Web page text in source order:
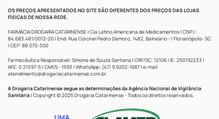
OS PREÇOS APRESENTADOS NO SITE SÃO DIFERENTES DOS PREÇOS DAS LOJAS
FÍSICAS DE NOSSA REDE.
FARMÁCIA DROGARIA CATARINENSE | Cia Latino Americana de Medicamentos | CNPJ:
84.683.481/0012-20 | End: Rua Coronel Pedro Demoro, 1482, Balneário - | Florianópolis- SC
| CEP: 88.075-300
Farmacêutica Responsável: Simone de Souza Santana | CRF/SC: 12106 | IE: 250192233 |
AFE: 0.21597-5 | CMVS - 1593 | WhatsApp: (47) 9 9202-1687 | e-mail:
atendimento@drogariacatarinense.com.br.
A Drogaria Catarinense segue as determinações da Agência Nacional de Vigilância
Sanitária | Copyright © 2025 Drogaria Catarinense - Todos os direitos reservados.